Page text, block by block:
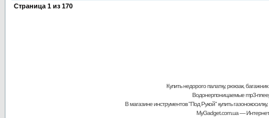
Страница 1 из 170
Купить недорого палатку, рюкзак, багажник
Водонерпоницаемые mp3-
В магазине инструментов "Под Рукой"купить
MyGadget.com.ua—